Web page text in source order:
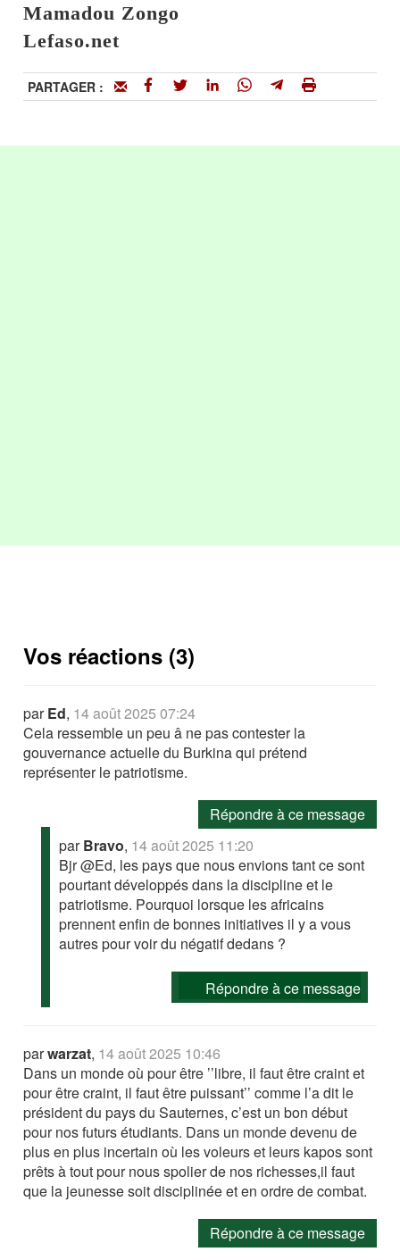
Mamadou Zongo
Lefaso.net
PARTAGER :
Vos réactions (3)
parEd, 14 août 2025 07:24
Cela ressemble un peu â ne pas contester la
gouvernance actuelle du Burkina qui prétend
représenter le patriotisme.
Répondre à ce message
parBravo, 14 août 2025 11:20
Bjr @Ed, les pays que nous envions tant ce sont
pourtant développés dans la discipline et le
patriotisme. Pourquoi lorsque les africains
prennent enfin de bonnes initiatives il y a vous
autres pour voir du négatif dedans ?
Répondre à ce message
parwarzat, 14 août 2025 10:46
Dans un monde où pour être ’’libre, il faut être craint et
pour être craint, il faut être puissant’’ comme l’a dit le
président du pays du Sauternes, c’est un bon début
pour nos futurs étudiants. Dans un monde devenu de
plus en plus incertain où les voleurs et leurs kapos sont
prêts à tout pour nous spolier de nos richesses,il faut
que la jeunesse soit disciplinée et en ordre de combat.
Répondre à ce message